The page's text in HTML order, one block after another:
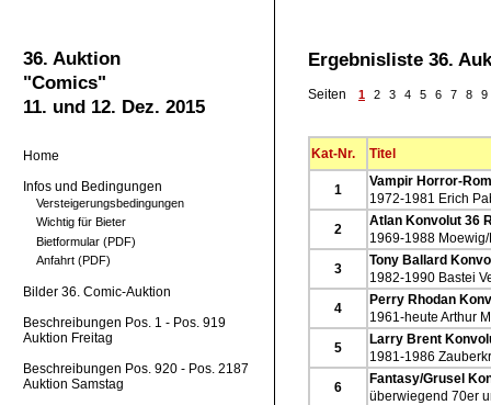
36. Auktion
"Comics"
11. und 12. Dez. 2015
Home
Infos und Bedingungen
Versteigerungsbedingungen
Wichtig für Bieter
Bietformular (PDF)
Anfahrt (PDF)
Bilder 36. Comic-Auktion
Beschreibungen Pos. 1 - Pos. 919
Auktion Freitag
Beschreibungen Pos. 920 - Pos. 2187
Auktion Samstag
Ergebnisliste 36.
Seiten 1 2 3 4 5 6 7 8 9
Kat-Nr. Titel
1
Vampir Horror-
1972-1981 Erich
2
Atlan Konvolut 36
1969-1988
3
Tony Ballard
1982-1990 Bastei
4
Perry Rhodan
1961-heute Arthur
5
Larry Brent
1981-1986
6
Fantasy/Grusel
überwiegend 70er